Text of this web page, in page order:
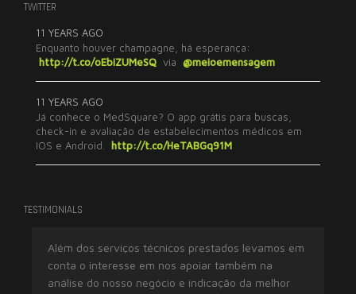
TWITTER
11 YEARS AGO
Enquanto houver champagne, há esperança:
http://t.co/oEbiZUMeSQ via @meioemensagem
11 YEARS AGO
Já conhece o MedSquare? O app grátis para buscas,
check-in e avaliação de estabelecimentos médicos em
IOS e Android. http://t.co/HeTABGq91M
TESTIMONIALS
Além dos serviços técnicos prestados levamos em
conta o interesse em nos apoiar também na
análise do nosso negócio e indicação da melhor